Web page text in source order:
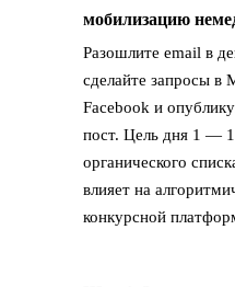
мобилизацию
Разошлите email в
сделайте запросы в
Facebook и
пост. Цель дня 1 —
органического
влияет на
конкурсной